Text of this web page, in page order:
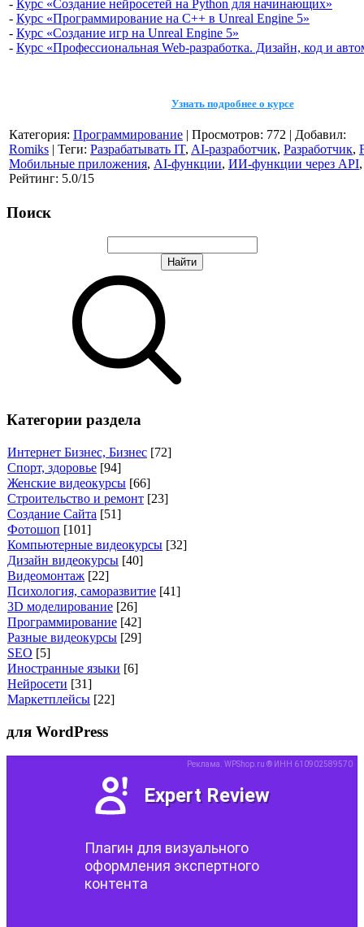
- Курс «Создание нейросетей на Python для начинающих»
- Курс «Программирование на C++ в Unreal Engine 5»
- Курс «Создание игр на Unreal Engine 5»
- Курс «Профессиональная Web-разработка. Дизайн, код и
Узнать подробнее о курсе
Категория: Программирование | Просмотров: 772 | Добавил:
Romiks | Теги: Разрабатывать IT, AI-разработчик, Разработчик,
Мобильные приложения, AI-функции, ИИ-функции через API
Рейтинг: 5.0/15
Поиск
Категории раздела
Интернет Бизнес, Бизнес [72]
Спорт, здоровье [94]
Женские видеокурсы [66]
Строительство и ремонт [23]
Создание Сайта [51]
Фотошоп [101]
Компьютерные видеокурсы [32]
Дизайн видеокурсы [40]
Видеомонтаж [22]
Психология, саморазвитие [41]
3D моделирование [26]
Программирование [42]
Разные видеокурсы [29]
SEO [5]
Иностранные языки [6]
Нейросети [31]
Маркетплейсы [22]
для WordPress